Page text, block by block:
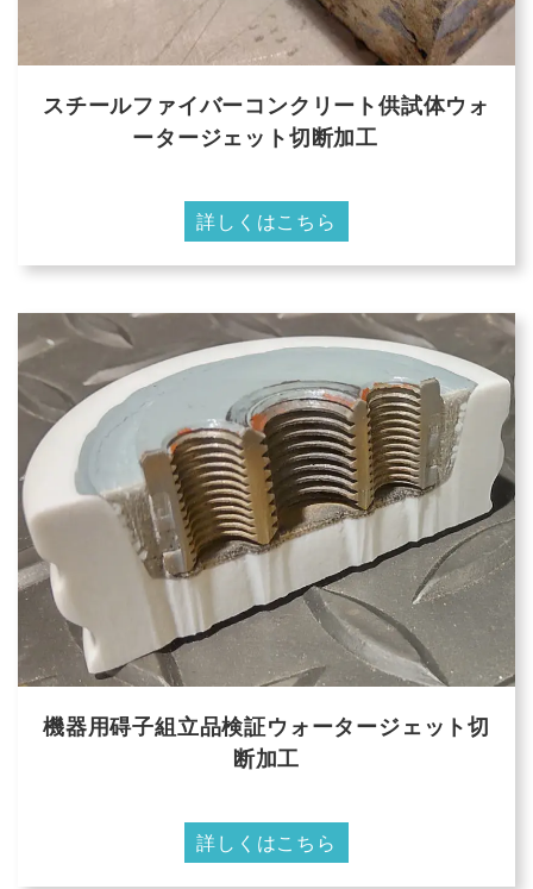
スチールファイバーコンクリート供試体ウォ
ータージェット切断加工
詳しくはこちら
機器用碍子組立品検証ウォータージェット切
断加工
詳しくはこちら